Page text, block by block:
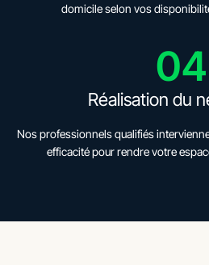
domicile selon vos
04
Réalisation du
Nos professionnels qualifiés
efficacité pour rendre votre